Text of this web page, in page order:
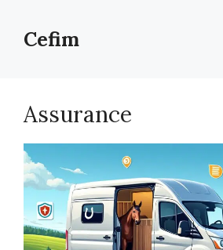
contenu
Cefim
Assurance